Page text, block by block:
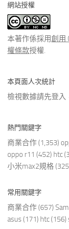
類
文
章
網站授權
本著作係採用創用
權條款授權.
本頁面人次統計
檢視數據請先登入
熱門關鍵字
商業合作 (1,353)
oppo r11 (452) htc
小米max2規格
常用關鍵字
商業合作 (657)
asus (171) htc (156)